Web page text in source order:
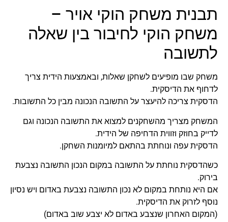
תבנית משחק הוקי אויר –
משחק הוקי לחיבור בין שאלה
לתשובה
משחק שבו מופיעים לשחקן שאלות, ובאמצעות הידית צריך
לדחוף את הדיסקית.
הדסקית צריכה להיעצר על התשובה הנכונה מבין כל התשובות.
המשחק מצריך מהשחקנים למצוא את התשובה הנכונה וגם
לדייק בחוזק וזווית הדחיפה של הידית.
הדסקית עפה ונוחתת בהתאם למיומנות השחקן.
כשהדסקית נוחתת על התשובה במקום הנכון התשובה נצבעת
בירוק.
אם היא נותחת במקום לא נכון התשובה נצבעת באדום ויש נסיון
נוסף לזרוק את הדיסקית.
(המקום האחרון שנצבע באדום לא יצבע שוב באדום)